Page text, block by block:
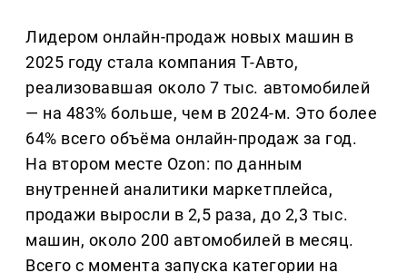
Лидером онлайн-продаж новых машин в
2025 году стала компания Т-Авто,
реализовавшая около 7 тыс. автомобилей
— на 483% больше, чем в 2024-м. Это более
64% всего объёма онлайн-продаж за год.
На втором месте Ozon: по данным
внутренней аналитики маркетплейса,
продажи выросли в 2,5 раза, до 2,3 тыс.
машин, около 200 автомобилей в месяц.
Всего с момента запуска категории на